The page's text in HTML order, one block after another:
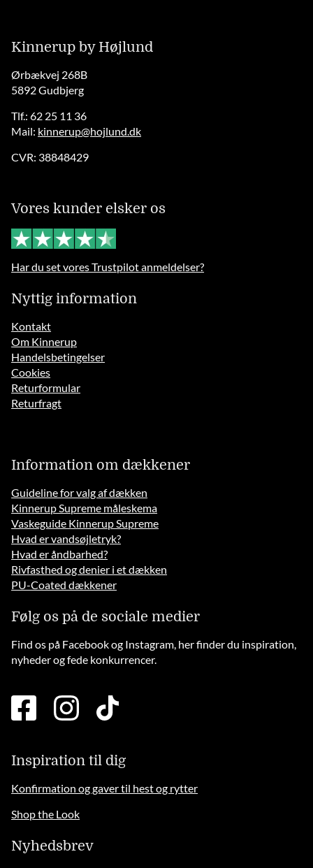
Kinnerup by Højlund
Ørbækvej 268B
5892 Gudbjerg
Tlf.: 62 25 11 36
Mail: kinnerup@hojlund.dk
CVR: 38848429
Vores kunder elsker os
Har du set vores Trustpilot anmeldelser?
Nyttig information
Kontakt
Om Kinnerup
Handelsbetingelser
Cookies
Returformular
Returfragt
Information om dækkener
Guideline for valg af dækken
Kinnerup Supreme måleskema
Vaskeguide Kinnerup Supreme
Hvad er vandsøjletryk?
Hvad er åndbarhed?
Rivfasthed og denier i et dækken
PU-Coated dækkener
Følg os på de sociale medier
Find os på Facebook og Instagram, her finder du inspiration,
nyheder og fede konkurrencer.
facebook
square
instagramtiktok
Inspiration til dig
Konfirmation og gaver til hest og rytter
Shop the Look
Nyhedsbrev